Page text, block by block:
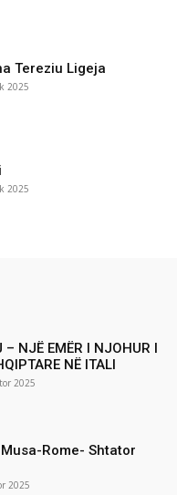
Tereziu Ligeja
2025
2025
– NJË EMËR I NJOHUR I
NË ITALI
2025
Rome- Shtator
2025